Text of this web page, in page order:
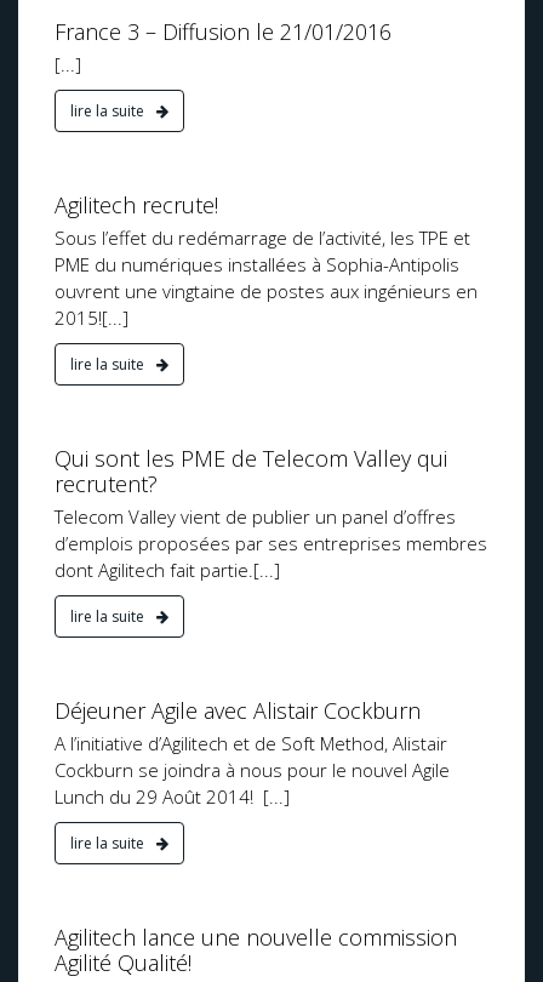
France 3 – Diffusion le 21/01/2016
[...]
lire la suite
Agilitech recrute!
Sous l’effet du redémarrage de l’activité, les TPE et
PME du numériques installées à Sophia-Antipolis
ouvrent une vingtaine de postes aux ingénieurs en
2015![...]
lire la suite
Qui sont les PME de Telecom Valley qui
recrutent?
Telecom Valley vient de publier un panel d’offres
d’emplois proposées par ses entreprises membres
dont Agilitech fait partie.[...]
lire la suite
Déjeuner Agile avec Alistair Cockburn
A l’initiative d’Agilitech et de Soft Method, Alistair
Cockburn se joindra à nous pour le nouvel Agile
Lunch du 29 Août 2014! [...]
lire la suite
Agilitech lance une nouvelle commission
Agilité Qualité!